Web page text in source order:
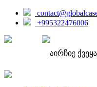
+995322476006
აირჩიე